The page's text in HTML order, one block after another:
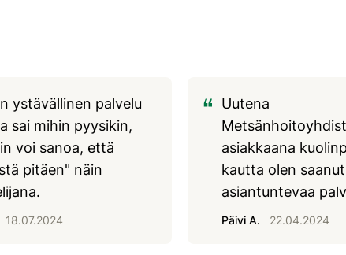
ystävällinen palvelu
sai mihin pyysikin,
voi sanoa, että
pitäen" näin
18.07.2024
Uutena
asiakkaana
kautta olen
asiantuntevaa
Päivi A. 22.04.2024